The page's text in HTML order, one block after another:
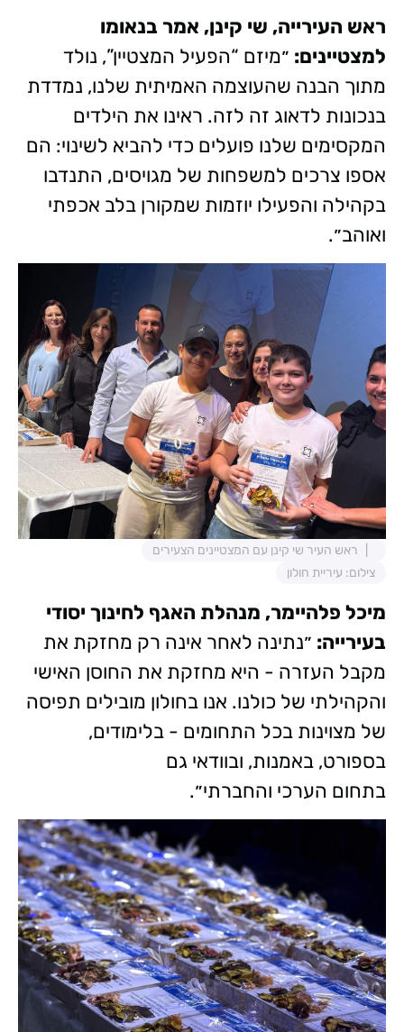
ראש העירייה, שי קינן, אמר בנאומו
למצטיינים: ״מיזם “הפעיל המצטיין”, נולד
מתוך הבנה שהעוצמה האמיתית שלנו, נמדדת
בנכונות לדאוג זה לזה. ראינו את הילדים
המקסימים שלנו פועלים כדי להביא לשינוי: הם
אספו צרכים למשפחות של מגויסים, התנדבו
בקהילה והפעילו יוזמות שמקורן בלב אכפתי
ואוהב״.
ראש העיר שי קינן עם המצטיינים הצעירים
צילום: עיריית חולון
מיכל פלהיימר, מנהלת האגף לחינוך יסודי
בעירייה: ״נתינה לאחר אינה רק מחזקת את
מקבל העזרה - היא מחזקת את החוסן האישי
והקהילתי של כולנו. אנו בחולון מובילים תפיסה
של מצוינות בכל התחומים - בלימודים,
בספורט, באמנות, ובוודאי גם
בתחום הערכי והחברתי״.